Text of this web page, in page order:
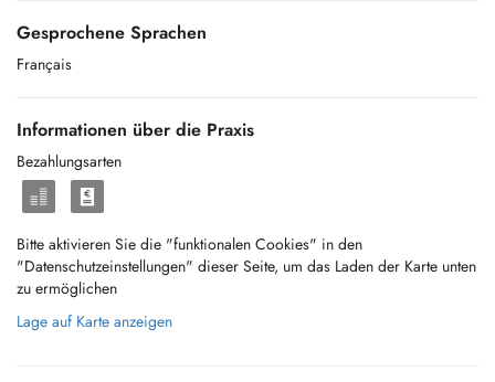
Gesprochene Sprachen
Français
Informationen über die Praxis
Bezahlungsarten
Bitte aktivieren Sie die "funktionalen Cookies" in den
"Datenschutzeinstellungen" dieser Seite, um das Laden der Karte unten
zu ermöglichen
Lage auf Karte anzeigen